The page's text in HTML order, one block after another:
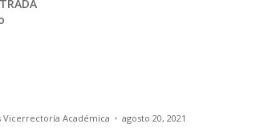
Vicerrectoría Académica agosto 20, 2021